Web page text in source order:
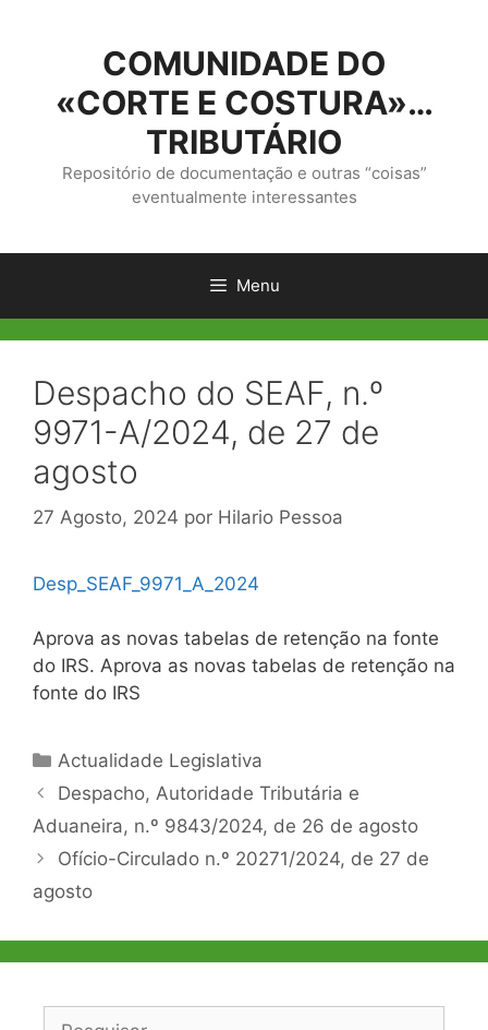
conteúdo
COMUNIDADE DO
«CORTE E COSTURA»…
TRIBUTÁRIO
Repositório de documentação e outras “coisas”
eventualmente interessantes
Menu
Despacho do SEAF, n.º
9971-A/2024, de 27 de
agosto
27 Agosto, 2024 por Hilario Pessoa
Desp_SEAF_9971_A_2024
Aprova as novas tabelas de retenção na fonte
do IRS. Aprova as novas tabelas de retenção na
fonte do IRS
Categorias
Actualidade Legislativa
Navegação
de
Despacho, Autoridade Tributária e
Aduaneira, n.º 9843/2024, de 26 de agosto
Ofício-Circulado n.º 20271/2024, de 27 de
agosto
Pesquisar